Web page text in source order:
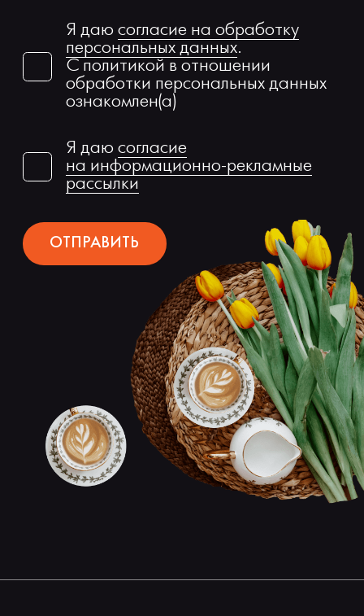
Я даюсогласие на обработку
персональных данных.
С политикой в отношении
обработки персональных данных
ознакомлен(а)
Я даюсогласие
на информационно-рекламные
рассылки
ОТПРАВИТЬ